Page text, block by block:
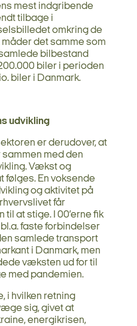
mest indgribende
tilbage i
omkring de
det samme som
bilbestand
biler i perioden
biler i Danmark.
udvikling
er derudover, at
med den
Vækst og
følges. En voksende
og aktivitet på
får
at stige. I 00’erne fik
faste forbindelser
samlede transport
i Danmark, men
væksten ud for til
med pandemien.
i hvilken retning
sig, givet at
energikrisen,